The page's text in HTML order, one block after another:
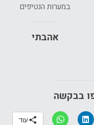
במערות הנטיפים
אהבתי
בבקשה
עוד